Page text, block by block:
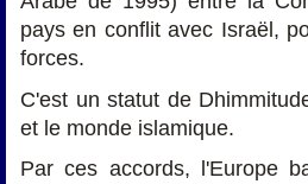
pays en conflit avec Israël,
forces.
C'est un statut de
et le monde islamique.
Par ces accords, l'Europe